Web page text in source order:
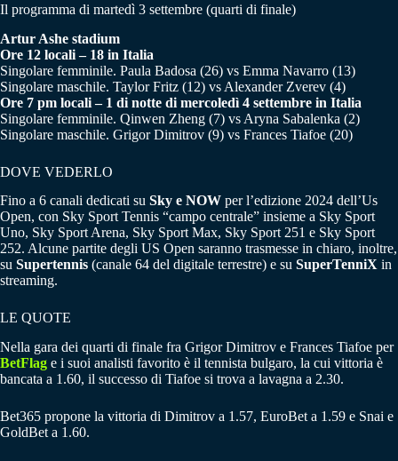
Il programma di martedì 3 settembre (quarti di finale)
Artur Ashe stadium
Ore 12 locali – 18 in Italia
Singolare femminile. Paula Badosa (26) vs Emma Navarro (13)
Singolare maschile. Taylor Fritz (12) vs Alexander Zverev (4)
Ore 7 pm locali – 1 di notte di mercoledì 4 settembre in Italia
Singolare femminile. Qinwen Zheng (7) vs Aryna Sabalenka (2)
Singolare maschile. Grigor Dimitrov (9) vs Frances Tiafoe (20)
DOVE VEDERLO
Fino a 6 canali dedicati su Sky e NOW per l’edizione 2024 dell’Us
Open, con Sky Sport Tennis “campo centrale” insieme a Sky Sport
Uno, Sky Sport Arena, Sky Sport Max, Sky Sport 251 e Sky Sport
252. Alcune partite degli US Open saranno trasmesse in chiaro, inoltre,
su Supertennis (canale 64 del digitale terrestre) e su SuperTenniX in
streaming.
LE QUOTE
Nella gara dei quarti di finale fra Grigor Dimitrov e Frances Tiafoe per
BetFlag e i suoi analisti favorito è il tennista bulgaro, la cui vittoria è
bancata a 1.60, il successo di Tiafoe si trova a lavagna a 2.30.
Bet365 propone la vittoria di Dimitrov a 1.57, EuroBet a 1.59 e Snai e
GoldBet a 1.60.